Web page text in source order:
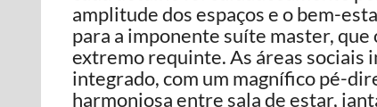
amplitude dos espaços e o bem-
para a imponente suíte master,
extremo requinte. As áreas
integrado, com um magnífico pé-
harmoniosa entre sala de estar,